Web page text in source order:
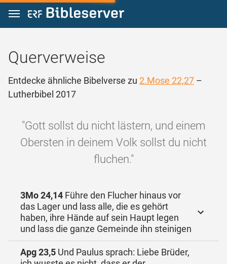
Zum Inhalt springen
Querverweise
Entdecke ähnliche Bibelverse zu 2.Mose 22,27 –
Lutherbibel 2017
"Gott sollst du nicht lästern, und einem
Obersten in deinem Volk sollst du nicht
fluchen."
3Mo 24,14 Führe den Flucher hinaus vor
das Lager und lass alle, die es gehört
haben, ihre Hände auf sein Haupt legen
und lass die ganze Gemeinde ihn steinigen
Apg 23,5 Und Paulus sprach: Liebe Brüder,